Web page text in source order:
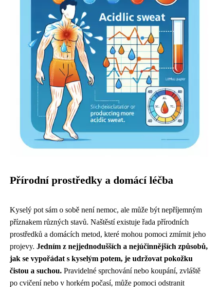
Přírodní prostředky a domácí léčba
Kyselý pot sám o sobě není nemoc, ale může být nepříjemným
příznakem různých stavů. Naštěstí existuje řada přírodních
prostředků a domácích metod, které mohou pomoci zmírnit jeho
projevy. Jedním z nejjednodušších a nejúčinnějších způsobů,
jak se vypořádat s kyselým potem, je udržovat pokožku
čistou a suchou. Pravidelné sprchování nebo koupání, zvláště
po cvičení nebo v horkém počasí, může pomoci odstranit